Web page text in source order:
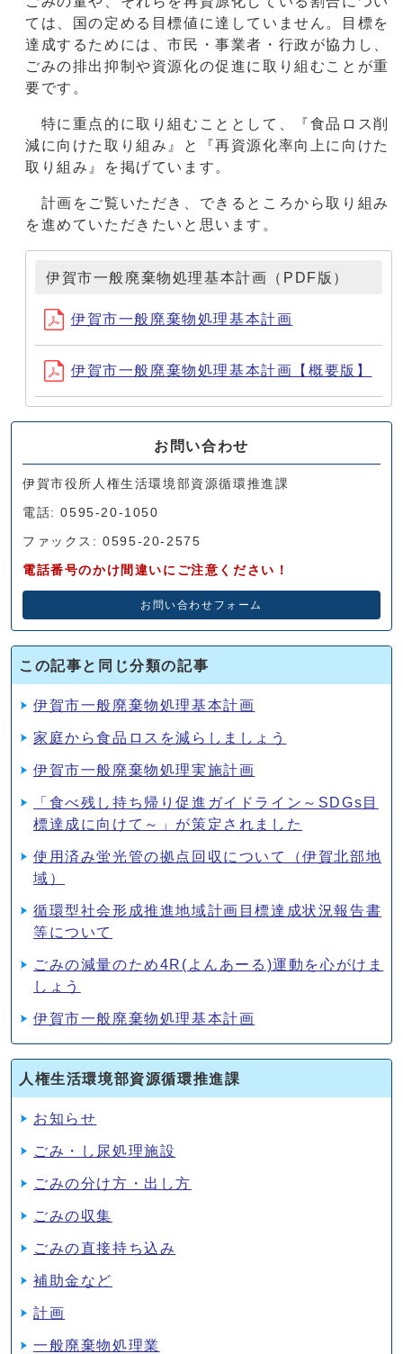
ては、国の定める目標値に達していません。目標を
達成するためには、市民・事業者・行政が協力し、
ごみの排出抑制や資源化の促進に取り組むことが重
要です。
特に重点的に取り組むこととして、『食品ロス削
減に向けた取り組み』と『再資源化率向上に向けた
取り組み』を掲げています。
計画をご覧いただき、できるところから取り組み
を進めていただきたいと思います。
伊賀市一般廃棄物処理基本計画（PDF版）
伊賀市一般廃棄物処理基本計画
伊賀市一般廃棄物処理基本計画【概要版】
お問い合わせ
伊賀市役所人権生活環境部資源循環推進課
電話: 0595-20-1050
ファックス: 0595-20-2575
電話番号のかけ間違いにご注意ください！
お問い合わせフォーム
この記事と同じ分類の記事
伊賀市一般廃棄物処理基本計画
家庭から食品ロスを減らしましょう
伊賀市一般廃棄物処理実施計画
「食べ残し持ち帰り促進ガイドライン～SDGs目
標達成に向けて～」が策定されました
使用済み蛍光管の拠点回収について（伊賀北部地
域）
循環型社会形成推進地域計画目標達成状況報告書
等について
ごみの減量のため4R(よんあーる)運動を心がけま
しょう
伊賀市一般廃棄物処理基本計画
人権生活環境部資源循環推進課
お知らせ
ごみ・し尿処理施設
ごみの分け方・出し方
ごみの収集
ごみの直接持ち込み
補助金など
計画
一般廃棄物処理業